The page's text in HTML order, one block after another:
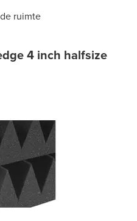
ruimte
4 inch halfsize